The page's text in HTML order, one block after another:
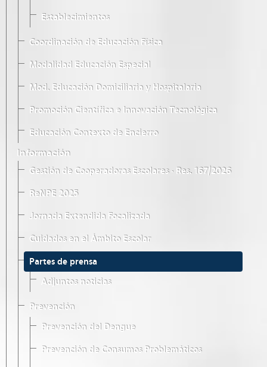
Establecimientos
Coordinación de Educación Física
Modalidad Educación Especial
Mod. Educación Domiciliaria y Hospitalaria
Promoción Científica e Innovación Tecnológica
Educación Contexto de Encierro
Información
Gestión de Cooperadoras Escolares · Res. 167/2026
ReNPE 2025
Jornada Extendida Focalizada
Cuidados en el Ámbito Escolar
Partes de prensa
Adjuntos noticias
Prevención
Prevención del Dengue
Prevención de Consumos Problemáticos